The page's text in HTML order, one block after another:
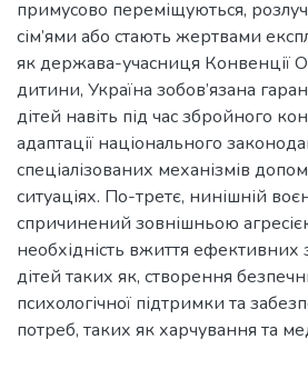
примусово переміщуються,
сім’ями або стають жертвами
як держава-учасниця Конвенції
дитини, Україна зобов’язана
дітей навіть під час збройного
адаптації національного
спеціалізованих механізмів
ситуаціях. По-третє, нинішній
спричинений зовнішньою
необхідність вжиття ефективних
дітей таких як, створення
психологічної підтримки та
потреб, таких як харчування та